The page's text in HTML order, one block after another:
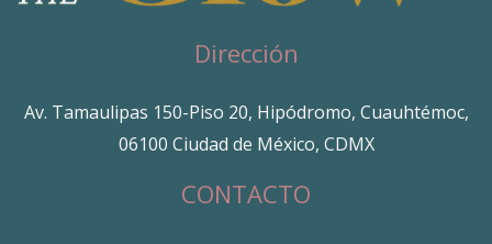
Dirección
Av. Tamaulipas 150-Piso 20, Hipódromo, Cuauhtémoc,
06100 Ciudad de México, CDMX
CONTACTO